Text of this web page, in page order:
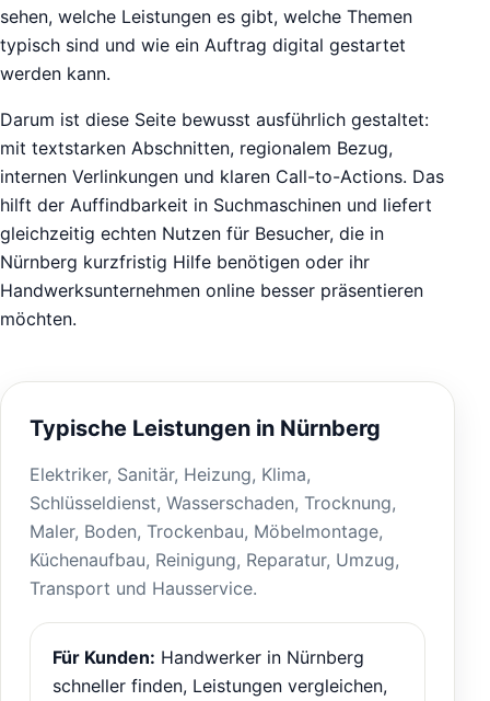
sehen, welche Leistungen es gibt, welche Themen
typisch sind und wie ein Auftrag digital gestartet
werden kann.
Darum ist diese Seite bewusst ausführlich gestaltet:
mit textstarken Abschnitten, regionalem Bezug,
internen Verlinkungen und klaren Call-to-Actions. Das
hilft der Auffindbarkeit in Suchmaschinen und liefert
gleichzeitig echten Nutzen für Besucher, die in
Nürnberg kurzfristig Hilfe benötigen oder ihr
Handwerksunternehmen online besser präsentieren
möchten.
Typische Leistungen in Nürnberg
Elektriker, Sanitär, Heizung, Klima,
Schlüsseldienst, Wasserschaden, Trocknung,
Maler, Boden, Trockenbau, Möbelmontage,
Küchenaufbau, Reinigung, Reparatur, Umzug,
Transport und Hausservice.
Für Kunden: Handwerker in Nürnberg
schneller finden, Leistungen vergleichen,